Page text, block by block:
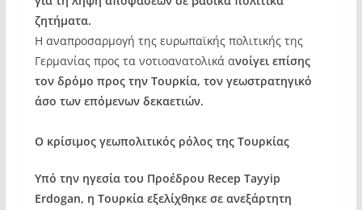
ζητήματα.
Η αναπροσαρμογή της ευρωπαϊκής πολιτικής της
Γερμανίας προς τα νοτιοανατολικά ανοίγει επίσης
τον δρόμο προς την Τουρκία, τον γεωστρατηγικό
άσο των επόμενων δεκαετιών.
O κρίσιμος γεωπολιτικός ρόλος της Τουρκίας
Υπό την ηγεσία του Προέδρου Recep Tayyip
Erdogan, η Τουρκία εξελίχθηκε σε ανεξάρτητη